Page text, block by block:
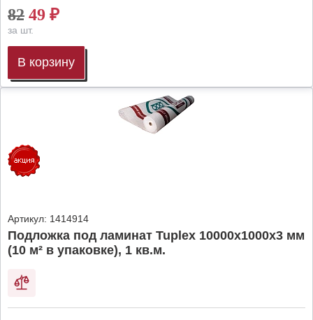
82 49 ₽
за шт.
В корзину
Артикул: 1414914
Подложка под ламинат Tuplex 10000x1000x3 мм
(10 м² в упаковке), 1 кв.м.